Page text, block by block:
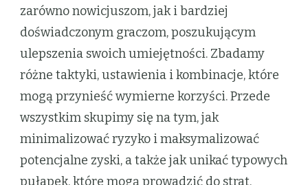
zarówno nowicjuszom, jak i bardziej
doświadczonym graczom, poszukującym
ulepszenia swoich umiejętności. Zbadamy
różne taktyki, ustawienia i kombinacje, które
mogą przynieść wymierne korzyści. Przede
wszystkim skupimy się na tym, jak
minimalizować ryzyko i maksymalizować
potencjalne zyski, a także jak unikać typowych
pułapek, które mogą prowadzić do strat.